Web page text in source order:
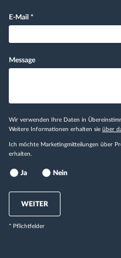
E-Mail *
Message
Wir verwenden Ihre Daten in
Weitere Informationen erhalten sie über
Ich möchte Marketingmitteilungen über
erhalten.
Ja Nein
WEITER
* Pflichtfelder